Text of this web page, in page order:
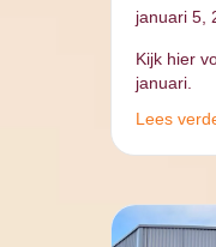
januari 5,
Kijk hier
januari.
Lees